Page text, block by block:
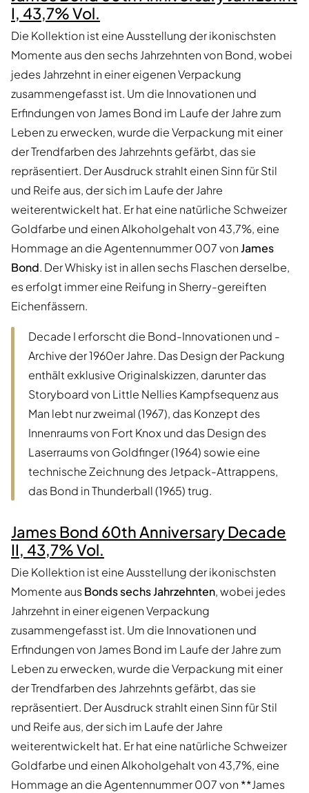
I, 43,7% Vol.
Die Kollektion ist eine Ausstellung der ikonischsten
Momente aus den sechs Jahrzehnten von Bond, wobei
jedes Jahrzehnt in einer eigenen Verpackung
zusammengefasst ist. Um die Innovationen und
Erfindungen von James Bond im Laufe der Jahre zum
Leben zu erwecken, wurde die Verpackung mit einer
der Trendfarben des Jahrzehnts gefärbt, das sie
repräsentiert. Der Ausdruck strahlt einen Sinn für Stil
und Reife aus, der sich im Laufe der Jahre
weiterentwickelt hat. Er hat eine natürliche Schweizer
Goldfarbe und einen Alkoholgehalt von 43,7%, eine
Hommage an die Agentennummer 007 vonJames
Bond. Der Whisky ist in allen sechs Flaschen derselbe,
es erfolgt immer eine Reifung in Sherry-gereiften
Eichenfässern.
Decade I erforscht die Bond-Innovationen und -
Archive der 1960er Jahre. Das Design der Packung
enthält exklusive Originalskizzen, darunter das
Storyboard von Little Nellies Kampfsequenz aus
Man lebt nur zweimal (1967), das Konzept des
Innenraums von Fort Knox und das Design des
Laserraums von Goldfinger (1964) sowie eine
technische Zeichnung des Jetpack-Attrappens,
das Bond in Thunderball (1965) trug.
James Bond 60th Anniversary Decade
II, 43,7% Vol.
Die Kollektion ist eine Ausstellung der ikonischsten
Momente ausBonds sechs Jahrzehnten, wobei jedes
Jahrzehnt in einer eigenen Verpackung
zusammengefasst ist. Um die Innovationen und
Erfindungen von James Bond im Laufe der Jahre zum
Leben zu erwecken, wurde die Verpackung mit einer
der Trendfarben des Jahrzehnts gefärbt, das sie
repräsentiert. Der Ausdruck strahlt einen Sinn für Stil
und Reife aus, der sich im Laufe der Jahre
weiterentwickelt hat. Er hat eine natürliche Schweizer
Goldfarbe und einen Alkoholgehalt von 43,7%, eine
Hommage an die Agentennummer 007 von **James